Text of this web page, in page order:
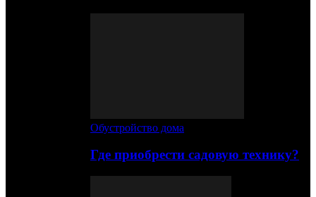
Обустройство дома
Где приобрести садовую технику?